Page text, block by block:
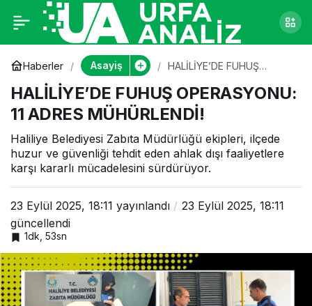
Haberler Asayiş
HALİLİYE’DE FUHUŞ
MÜHÜRLENDİ!
HALİLİYE’DE FUHUŞ OPERASYONU:
11 ADRES MÜHÜRLENDİ!
Haliliye Belediyesi Zabıta Müdürlüğü ekipleri, ilçede
huzur ve güvenliği tehdit eden ahlak dışı faaliyetlere
karşı kararlı mücadelesini sürdürüyor.
23 Eylül 2025, 18:11 yayınlandı
23 Eylül 2025, 18:11
güncellendi
1dk, 53sn
HALİLİYE’DE FUHUŞ
OPERASYONU: 11
ADRES MÜHÜRLENDİ!
0